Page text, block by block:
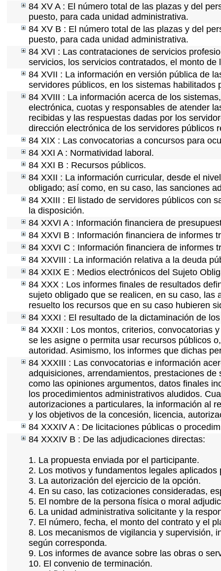
84 XV A : El número total de las plazas y del
puesto, para cada unidad administrativa.
84 XV B : El número total de las plazas y del
puesto, para cada unidad administrativa.
84 XVI : Las contrataciones de servicios
servicios, los servicios contratados, el monto
84 XVII : La información en versión pública de
servidores públicos, en los sistemas habilitados
84 XVIII : La información acerca de los
electrónica, cuotas y responsables de atender
recibidas y las respuestas dadas por los
dirección electrónica de los servidores públicos
84 XIX : Las convocatorias a concursos para
84 XXI A : Normatividad laboral.
84 XXI B : Recursos públicos.
84 XXII : La información curricular, desde el
obligado; así como, en su caso, las sanciones
84 XXIII : El listado de servidores públicos con
la disposición.
84 XXVI A : Información financiera de
84 XXVI B : Información financiera de informes
84 XXVI C : Información financiera de informes
84 XXVIII : La información relativa a la deuda
84 XXIX E : Medios electrónicos del Sujeto
84 XXX : Los informes finales de resultados
sujeto obligado que se realicen, en su caso,
resuelto los recursos que en su caso hubieren
84 XXXI : El resultado de la dictaminación de
84 XXXII : Los montos, criterios, convocatorias
se les asigne o permita usar recursos públicos
autoridad. Asimismo, los informes que dichas
84 XXXIII : Las convocatorias e información
adquisiciones, arrendamientos, prestaciones
como las opiniones argumentos, datos finales
los procedimientos administrativos aludidos.
autorizaciones a particulares, la información al
y los objetivos de la concesión, licencia,
84 XXXIV A : De licitaciones públicas o
84 XXXIV B : De las adjudicaciones directas:
1. La propuesta enviada por el participante.
2. Los motivos y fundamentos legales aplicados
3. La autorización del ejercicio de la opción.
4. En su caso, las cotizaciones consideradas,
5. El nombre de la persona física o moral
6. La unidad administrativa solicitante y la
7. El número, fecha, el monto del contrato y el
8. Los mecanismos de vigilancia y supervisión,
según corresponda.
9. Los informes de avance sobre las obras o
10. El convenio de terminación.